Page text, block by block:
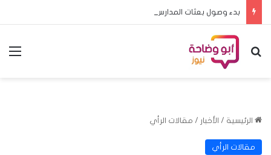
بحث عن
الرئيسية / الأخبار / مقالات الرأي
مقالات الرأي